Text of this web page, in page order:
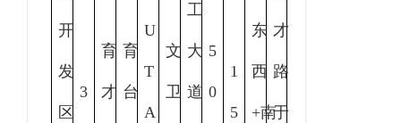
开
发
区
3
育
才
育
台
U
T
A
文
卫
工
大
道
5
0
1
5
东
西
+南
才
路
于